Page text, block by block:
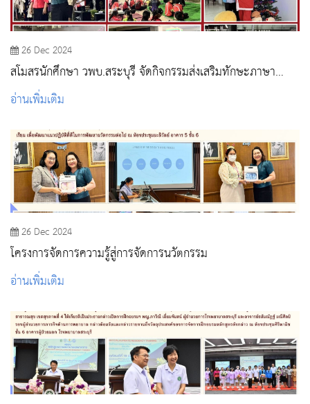
26 Dec 2024
สโมสรนักศึกษา วพบ.สระบุรี จัดกิจกรรมส่งเสริมทักษะภาษา
อังกฤษและการเป็นผู้ประกอบการผ่าน Christmas Day ปี 2567
อ่านเพิ่มเติม
26 Dec 2024
โครงการจัดการความรู้สู่การจัดการนวัตกรรม
อ่านเพิ่มเติม